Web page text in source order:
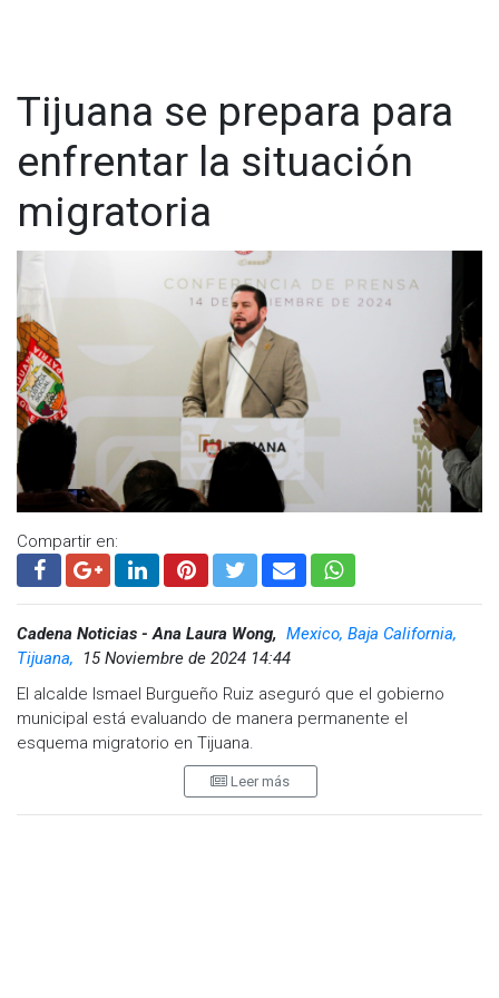
Tijuana se prepara para
enfrentar la situación
migratoria
Compartir en:
Cadena Noticias - Ana Laura Wong, Mexico, Baja California,
Tijuana,
15 Noviembre de 2024 14:44
El alcalde Ismael Burgueño Ruiz aseguró que el gobierno
municipal está evaluando de manera permanente el
esquema migratorio en Tijuana.
Durante el jueves de 'mañanera', el alcalde destacó que se
Leer más